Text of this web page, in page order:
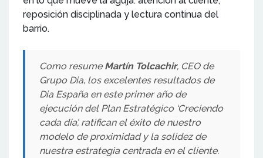
reposición disciplinada y lectura continua del
barrio.
Como resumeMartín Tolcachir, CEO de
Grupo Dia, los excelentes resultados de
Dia España en este primer año de
ejecución del Plan Estratégico ‘Creciendo
cada día’, ratifican el éxito de nuestro
modelo de proximidad y la solidez de
nuestra estrategia centrada en el cliente.